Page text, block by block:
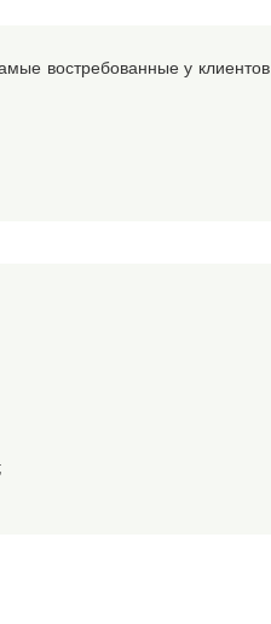
востребованные у клиентов